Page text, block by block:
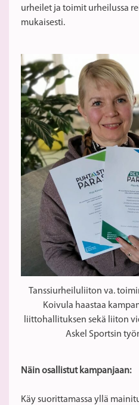
urheilet ja toimit urheilussa
mukaisesti.
Tanssiurheiluliiton va.
Koivula haastaa
liittohallituksen sekä liiton
Askel Sportsin
Näin osallistut kampanjaan:
Käy suorittamassa yllä